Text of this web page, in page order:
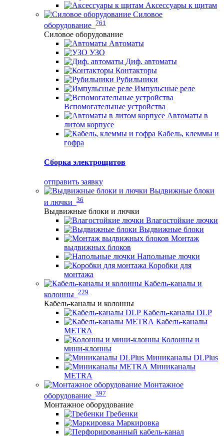
Аксессуары к щитам
Силовое
оборудование 761
Силовое оборудование
Автоматы
УЗО
Диф. автоматы
Контакторы
Рубильники
Импульсные реле
Вспомогательные устройства
Автоматы в
литом корпусе
Кабель, клеммы и
гофра
Сборка электрощитов
отправить заявку
Выдвижные блоки
и лючки 36
Выдвижные блоки и лючки
Влагостойкие лючки
Выдвижные блоки
Монтаж
выдвижных блоков
Напольные лючки
Коробки для
монтажа
Кабель-каналы и
колонны 229
Кабель-каналы и колонны
Кабель-каналы DLP
Кабель-каналы
METRA
Колонны и
мини-клонны
Миниканалы DLPlus
Миниканалы
METRA
Монтажное
оборудование 397
Монтажное оборудование
Гребенки
Маркировка